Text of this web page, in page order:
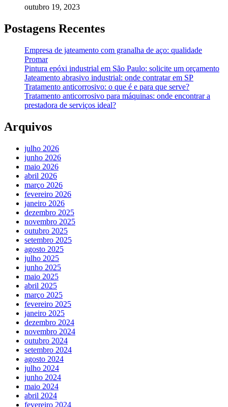
outubro 19, 2023
Postagens Recentes
Empresa de jateamento com granalha de aço: qualidade
Promar
Pintura epóxi industrial em São Paulo: solicite um orçamento
Jateamento abrasivo industrial: onde contratar em SP
Tratamento anticorrosivo: o que é e para que serve?
Tratamento anticorrosivo para máquinas: onde encontrar a
prestadora de serviços ideal?
Arquivos
julho 2026
junho 2026
maio 2026
abril 2026
março 2026
fevereiro 2026
janeiro 2026
dezembro 2025
novembro 2025
outubro 2025
setembro 2025
agosto 2025
julho 2025
junho 2025
maio 2025
abril 2025
março 2025
fevereiro 2025
janeiro 2025
dezembro 2024
novembro 2024
outubro 2024
setembro 2024
agosto 2024
julho 2024
junho 2024
maio 2024
abril 2024
fevereiro 2024